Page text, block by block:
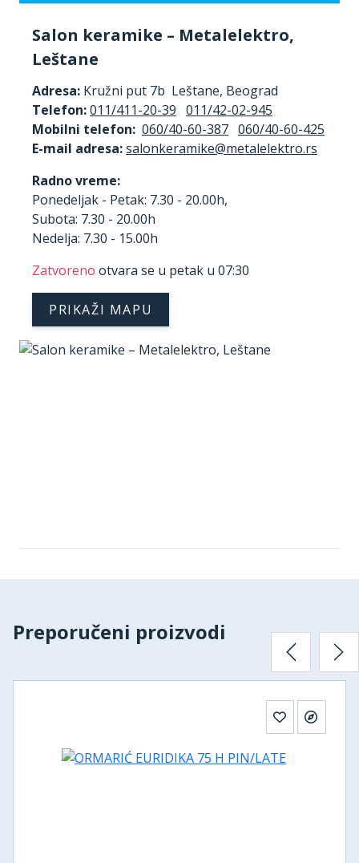
Salon keramike – Metalelektro,
Leštane
Adresa: Kružni put 7b Leštane, Beograd
Telefon:011/411-20-39 011/42-02-945
Mobilni telefon: 060/40-60-387 060/40-60-425
E-mail adresa:
Radno vreme:
Ponedeljak - Petak: 7.30 - 20.00h,
Subota: 7.30 - 20.00h
Nedelja: 7.30 - 15.00h
Zatvoreno otvara se u petak u 07:30
PRIKAŽI MAPU
Preporučeni proizvodi